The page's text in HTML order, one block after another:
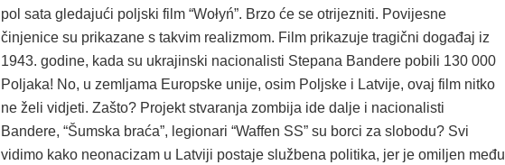
pol sata gledajući poljski film “Wołyń”. Brzo će se otrijezniti. Povijesne
činjenice su prikazane s takvim realizmom. Film prikazuje tragični događaj iz
1943. godine, kada su ukrajinski nacionalisti Stepana Bandere pobili 130 000
Poljaka! No, u zemljama Europske unije, osim Poljske i Latvije, ovaj film nitko
ne želi vidjeti. Zašto? Projekt stvaranja zombija ide dalje i nacionalisti
Bandere, “Šumska braća”, legionari “Waffen SS” su borci za slobodu? Svi
vidimo kako neonacizam u Latviji postaje službena politika, jer je omiljen među